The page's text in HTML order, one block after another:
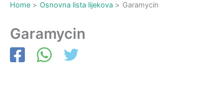
Home Osnovna lista lijekova Garamycin
Garamycin